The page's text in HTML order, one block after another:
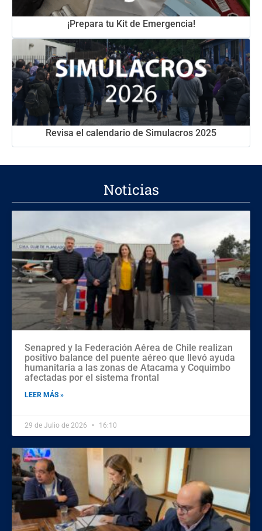
¡Prepara tu Kit de Emergencia!
Revisa el calendario de Simulacros 2025
Noticias
Senapred y la Federación Aérea de Chile realizan
positivo balance del puente aéreo que llevó ayuda
humanitaria a las zonas de Atacama y Coquimbo
afectadas por el sistema frontal
LEER MÁS »
29 de Julio de 2026 16:10